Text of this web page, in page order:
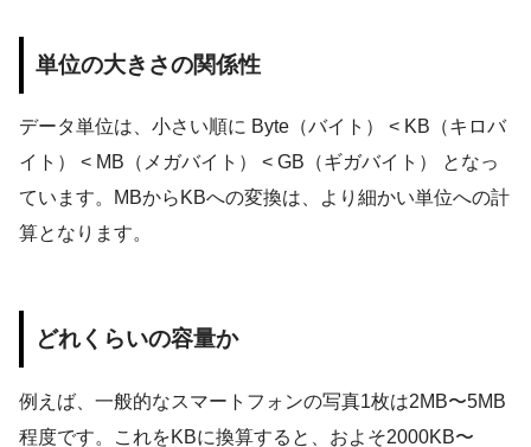
単位の大きさの関係性
データ単位は、小さい順に Byte（バイト） < KB（キロバ
イト） < MB（メガバイト） < GB（ギガバイト） となっ
ています。MBからKBへの変換は、より細かい単位への計
算となります。
どれくらいの容量か
例えば、一般的なスマートフォンの写真1枚は2MB〜5MB
程度です。これをKBに換算すると、およそ2000KB〜